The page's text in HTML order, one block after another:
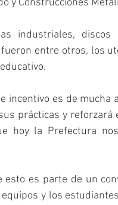
y Construcciones
industriales,
entre otros, los
incentivo es de mucha
prácticas y reforzará
hoy la Prefectura
es parte de un
y los